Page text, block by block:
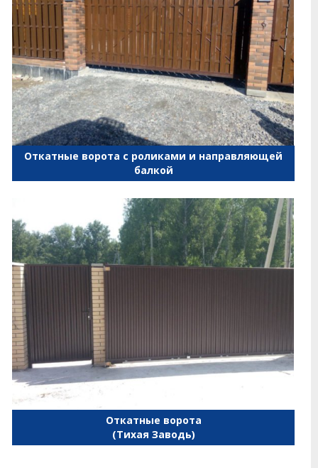
Откатные ворота с роликами и направляющей
балкой
Откатные ворота
(Тихая Заводь)